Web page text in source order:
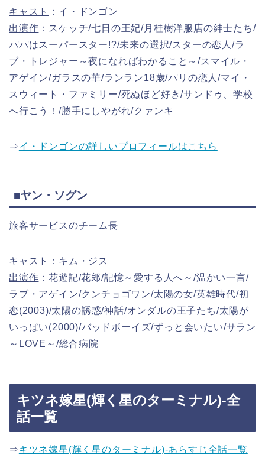
キャスト
：イ・ドンゴン
出演作 ：スケッチ/七日の王妃/月桂樹洋服店の紳士たち/
パパはスーパースター!?/未来の選択/スターの恋人/ラ
ブ・トレジャー～夜になればわかること～/スマイル・
アゲイン/ガラスの華/ランラン18歳/パリの恋人/マイ・
スウィート・ファミリー/死ぬほど好き/サンドゥ、学校
へ行こう！/勝手にしやがれ/クァンキ
⇒イ・ドンゴンの詳しいプロフィールはこちら
■ヤン・ソグン
旅客サービスのチーム長
キャスト
：キム・ジス
出演作 ：花遊記/花郎/記憶～愛する人へ～/温かい一言/
ラブ・アゲイン/クンチョゴワン/太陽の女/英雄時代/初
恋(2003)/太陽の誘惑/神話/オンダルの王子たち/太陽が
いっぱい(2000)/バッドボーイズ/ずっと会いたい/サラン
～LOVE～/総合病院
キツネ嫁星(輝く星のターミナル)-全
話一覧
⇒キツネ嫁星(輝く星のターミナル)-あらすじ全話一覧